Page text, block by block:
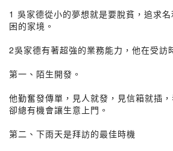
1 吳家德從小的夢想就是要脫貧，追求
困的家境。
2吳家德有著超強的業務能力，他在受訪
第一、陌生開發。
他勤奮發傳單，見人就發，見信箱就插
卻總有機會讓生意上門。
第二、下雨天是拜訪的最佳時機